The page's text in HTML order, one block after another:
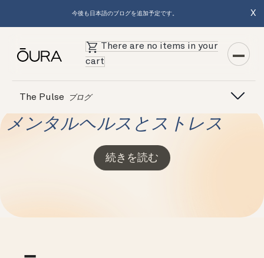
今後も日本語のブログを追加予定です。 X
There are no items in your
cart
The Pulse ブログ
メンタルヘルスとストレス
続きを読む